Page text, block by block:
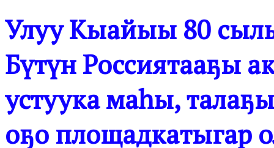
Улуу Кыайыы 80
Бүтүн Россиятааҕы
устуука маһы,
оҕо площадкатыгар